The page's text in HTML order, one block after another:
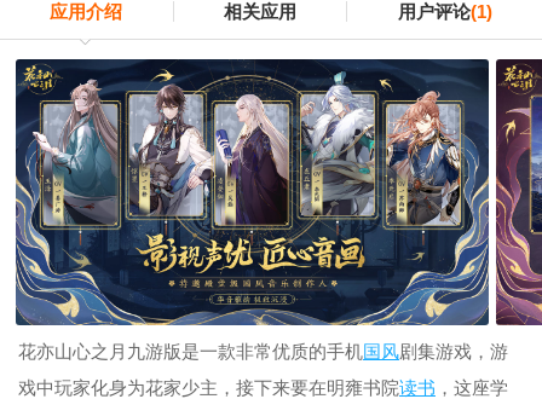
应用介绍 相关应用 用户评论(1)
花亦山心之月九游版是一款非常优质的手机国风剧集游戏，游
戏中玩家化身为花家少主，接下来要在明雍书院读书 ，这座学